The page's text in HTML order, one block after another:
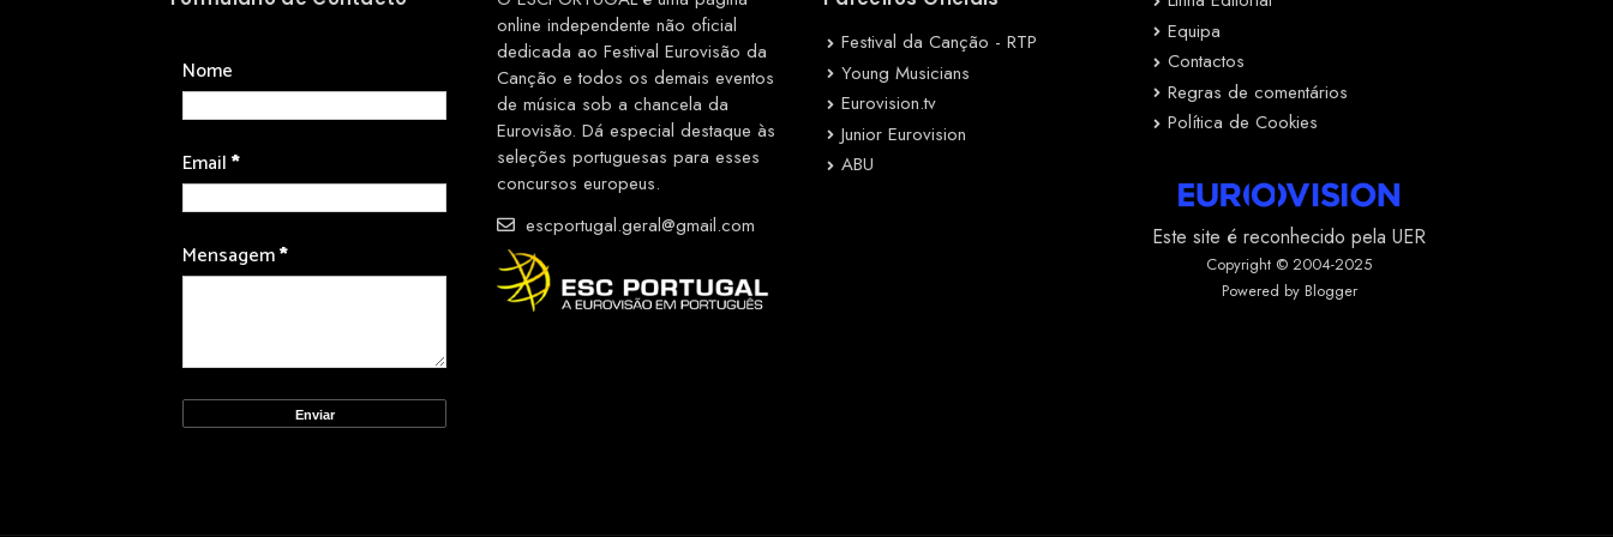
Nome
Email*
Mensagem*
online independente não oficial
dedicada ao Festival Eurovisão da
Canção e todos os demais eventos
de música sob a chancela da
Eurovisão. Dá especial destaque às
seleções portuguesas para esses
concursos europeus.
escportugal.geral@gmail.com
Festival da Canção - RTP
Young Musicians
Eurovision.tv
Junior Eurovision
ABU
Equipa
Contactos
Regras de comentários
Política de Cookies
Este site é reconhecido pela UER
Copyright © 2004-2025
Powered by Blogger